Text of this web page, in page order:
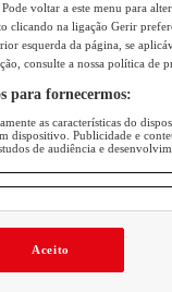
voltar a este menu para
clicando na ligação Gerir
esquerda da página, se
consulte a nossa política de
para fornecermos:
as características do
dispositivo. Publicidade e
de audiência e
Aceito